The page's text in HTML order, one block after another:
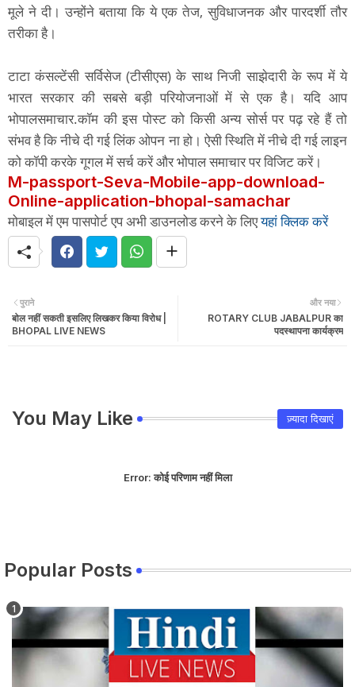
मूले ने दी। उन्होंने बताया कि ये एक तेज, सुविधाजनक और पारदर्शी तौर
तरीका है।
टाटा कंसल्टेंसी सर्विसेज (टीसीएस) के साथ निजी साझेदारी के रूप में ये
भारत सरकार की सबसे बड़ी परियोजनाओं में से एक है। यदि आप
भोपालसमाचार.कॉम की इस पोस्ट को किसी अन्य सोर्स पर पढ़ रहे हैं तो
संभव है कि नीचे दी गई लिंक ओपन ना हो। ऐसी स्थिति में नीचे दी गई लाइन
को कॉपी करके गूगल में सर्च करें और भोपाल समाचार पर विजिट करें।
M-passport-Seva-Mobile-app-download-
Online-application-bhopal-samachar
मोबाइल में एम पासपोर्ट एप अभी डाउनलोड करने के लिएयहां क्लिक करें
और नया
ROTARY CLUB JABALPUR का
पदस्थापना कार्यक्रम
पुराने
बोल नहीं सकती इसलिए लिखकर किया विरोध |
BHOPAL LIVE NEWS
You May Like ज़्यादा दिखाएं
Error:कोई परिणाम नहीं मिला
Popular Posts